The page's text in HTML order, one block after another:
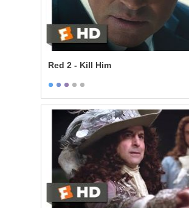
Red 2 - Kill Him